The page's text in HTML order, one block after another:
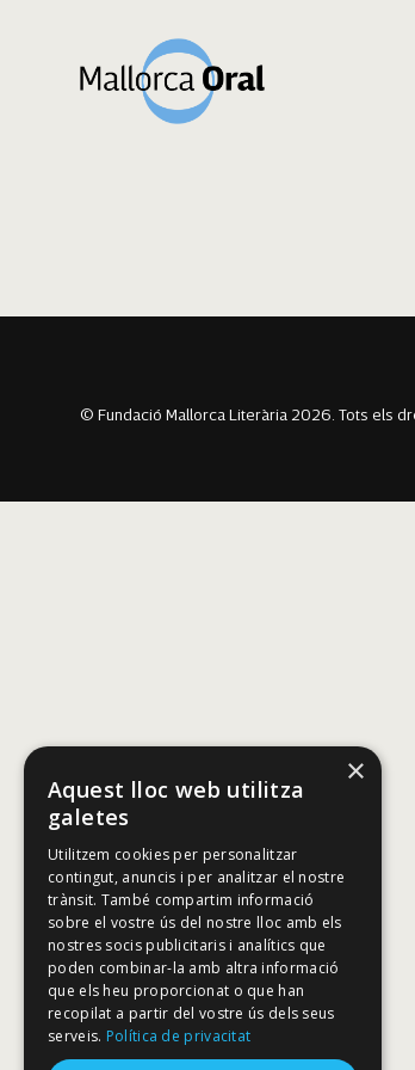
Lluc Palou
Aina Sànchez Buades
Jordi Gomila Carmona
© Fundació Mallorca Literària 2026. Tots els
×
Aquest lloc web utilitza
galetes
Utilitzem cookies per personalitzar
contingut, anuncis i per analitzar el nostre
trànsit. També compartim informació
sobre el vostre ús del nostre lloc amb els
nostres socis publicitaris i analítics que
poden combinar-la amb altra informació
que els heu proporcionat o que han
recopilat a partir del vostre ús dels seus
serveis. Política de privacitat